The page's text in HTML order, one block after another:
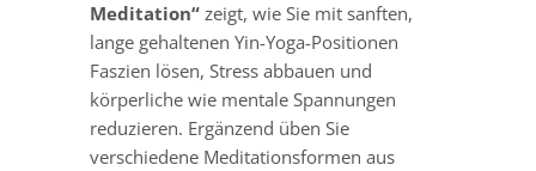
Meditation“ zeigt, wie Sie mit sanften,
lange gehaltenen Yin-Yoga-Positionen
Faszien lösen, Stress abbauen und
körperliche wie mentale Spannungen
reduzieren. Ergänzend üben Sie
verschiedene Meditationsformen aus